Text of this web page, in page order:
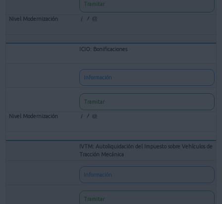
Tramitar
ICIO: Bonificaciones
Información
Tramitar
IVTM: Autoliquidación del Impuesto sobre Vehículos de
Tracción Mecánica
Información
Tramitar